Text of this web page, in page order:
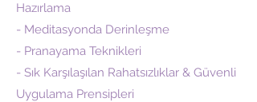
Hazırlama
- Meditasyonda Derinleşme
- Pranayama Teknikleri
- Sık Karşılaşılan Rahatsızlıklar & Güvenli
Uygulama Prensipleri